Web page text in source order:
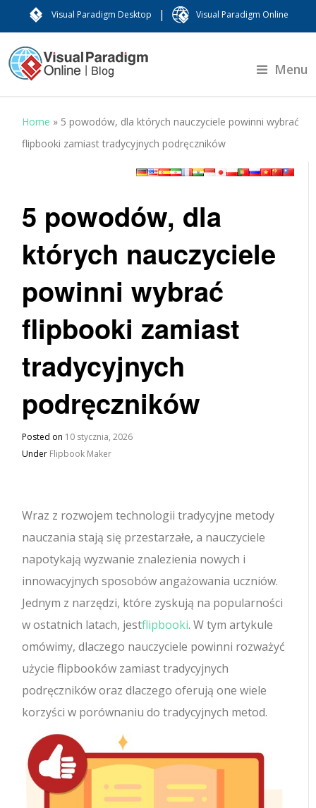
Visual Paradigm Desktop | Visual Paradigm Online
Menu
Home » 5 powodów, dla których nauczyciele powinni wybrać
flipbooki zamiast tradycyjnych podręczników
5 powodów, dla
których nauczyciele
powinni wybrać
flipbooki zamiast
tradycyjnych
podręczników
Posted on 10 stycznia, 2026
Under Flipbook Maker
Wraz z rozwojem technologii tradycyjne metody
nauczania stają się przestarzałe, a nauczyciele
napotykają wyzwanie znalezienia nowych i
innowacyjnych sposobów angażowania uczniów.
Jednym z narzędzi, które zyskują na popularności
w ostatnich latach, jestflipbooki. W tym artykule
omówimy, dlaczego nauczyciele powinni rozważyć
użycie flipbooków zamiast tradycyjnych
podręczników oraz dlaczego oferują one wiele
korzyści w porównaniu do tradycyjnych metod.